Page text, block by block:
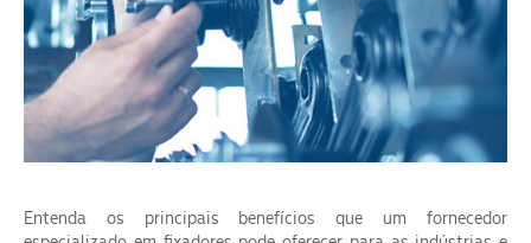
Entenda os principais benefícios que um fornecedor